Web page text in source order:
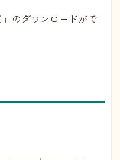
のダウンロードがで